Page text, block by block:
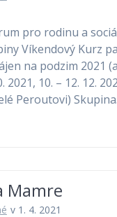
pro rodinu a
Víkendový Kurz
na podzim 2021
2021, 10. – 12. 12.
Peroutovi)
Mamre
v 1. 4. 2021